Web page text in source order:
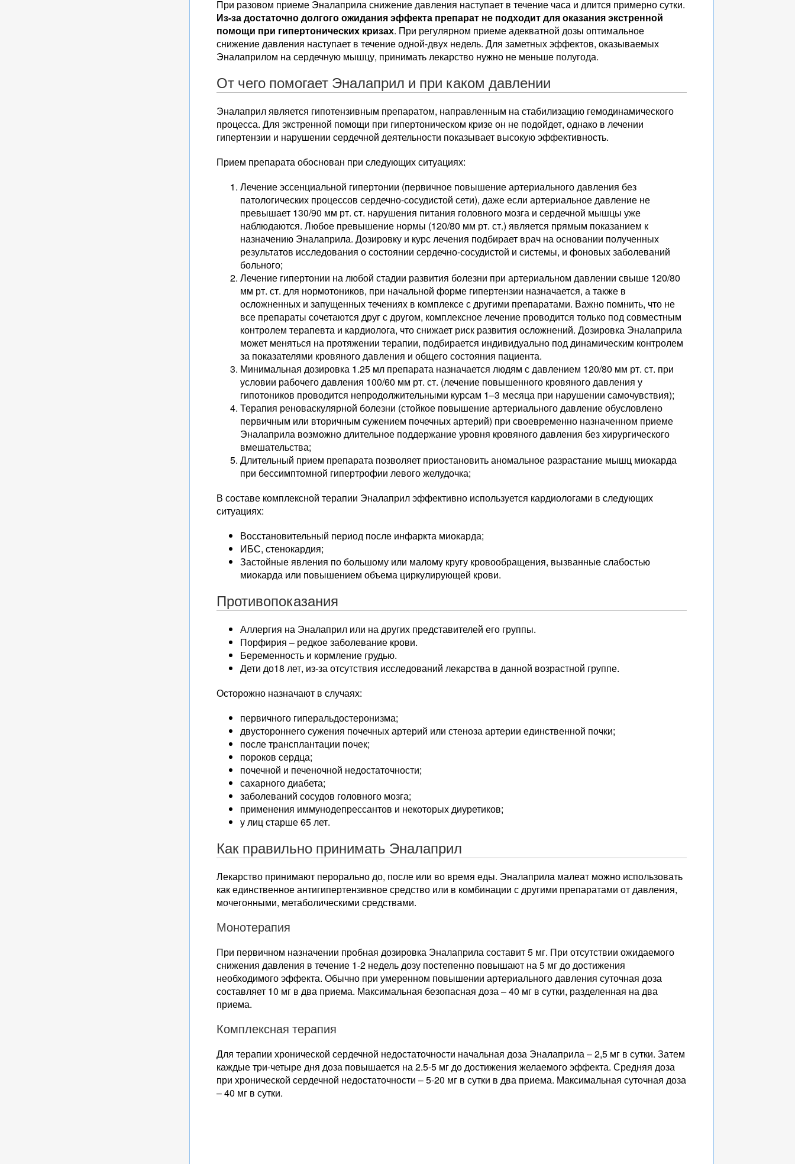
При разовом приеме Эналаприла снижение давления наступает в течение часа и длится примерно сутки.
Из-за достаточно долгого ожидания эффекта препарат не подходит для оказания экстренной
помощи при гипертонических кризах. При регулярном приеме адекватной дозы оптимальное
снижение давления наступает в течение одной-двух недель. Для заметных эффектов, оказываемых
Эналаприлом на сердечную мышцу, принимать лекарство нужно не меньше полугода.
От чего помогает Эналаприл и при каком давлении
Эналаприл является гипотензивным препаратом, направленным на стабилизацию гемодинамического
процесса. Для экстренной помощи при гипертоническом кризе он не подойдет, однако в лечении
гипертензии и нарушении сердечной деятельности показывает высокую эффективность.
Прием препарата обоснован при следующих ситуациях:
Лечение эссенциальной гипертонии (первичное повышение артериального давления без
патологических процессов сердечно-сосудистой сети), даже если артериальное давление не
превышает 130/90 мм рт. ст. нарушения питания головного мозга и сердечной мышцы уже
наблюдаются. Любое превышение нормы (120/80 мм рт. ст.) является прямым показанием к
назначению Эналаприла. Дозировку и курс лечения подбирает врач на основании полученных
результатов исследования о состоянии сердечно-сосудистой и системы, и фоновых заболеваний
больного;
Лечение гипертонии на любой стадии развития болезни при артериальном давлении свыше 120/80
мм рт. ст. для нормотоников, при начальной форме гипертензии назначается, а также в
осложненных и запущенных течениях в комплексе с другими препаратами. Важно помнить, что не
все препараты сочетаются друг с другом, комплексное лечение проводится только под совместным
контролем терапевта и кардиолога, что снижает риск развития осложнений. Дозировка Эналаприла
может меняться на протяжении терапии, подбирается индивидуально под динамическим контролем
за показателями кровяного давления и общего состояния пациента.
Минимальная дозировка 1.25 мл препарата назначается людям с давлением 120/80 мм рт. ст. при
условии рабочего давления 100/60 мм рт. ст. (лечение повышенного кровяного давления у
гипотоников проводится непродолжительными курсам 1–3 месяца при нарушении самочувствия);
Терапия реноваскулярной болезни (стойкое повышение артериального давление обусловлено
первичным или вторичным сужением почечных артерий) при своевременно назначенном приеме
Эналаприла возможно длительное поддержание уровня кровяного давления без хирургического
вмешательства;
Длительный прием препарата позволяет приостановить аномальное разрастание мышц миокарда
при бессимптомной гипертрофии левого желудочка;
В составе комплексной терапии Эналаприл эффективно используется кардиологами в следующих
ситуациях:
Восстановительный период после инфаркта миокарда;
ИБС, стенокардия;
Застойные явления по большому или малому кругу кровообращения, вызванные слабостью
миокарда или повышением объема циркулирующей крови.
Противопоказания
Аллергия на Эналаприл или на других представителей его группы.
Порфирия – редкое заболевание крови.
Беременность и кормление грудью.
Дети до18 лет, из-за отсутствия исследований лекарства в данной возрастной группе.
Осторожно назначают в случаях:
первичного гиперальдостеронизма;
двустороннего сужения почечных артерий или стеноза артерии единственной почки;
после трансплантации почек;
пороков сердца;
почечной и печеночной недостаточности;
сахарного диабета;
заболеваний сосудов головного мозга;
применения иммунодепрессантов и некоторых диуретиков;
у лиц старше 65 лет.
Как правильно принимать Эналаприл
Лекарство принимают перорально до, после или во время еды. Эналаприла малеат можно использовать
как единственное антигипертензивное средство или в комбинации с другими препаратами от давления,
мочегонными, метаболическими средствами.
Монотерапия
При первичном назначении пробная дозировка Эналаприла составит 5 мг. При отсутствии ожидаемого
снижения давления в течение 1-2 недель дозу постепенно повышают на 5 мг до достижения
необходимого эффекта. Обычно при умеренном повышении артериального давления суточная доза
составляет 10 мг в два приема. Максимальная безопасная доза – 40 мг в сутки, разделенная на два
приема.
Комплексная терапия
Для терапии хронической сердечной недостаточности начальная доза Эналаприла – 2,5 мг в сутки. Затем
каждые три-четыре дня доза повышается на 2.5-5 мг до достижения желаемого эффекта. Средняя доза
при хронической сердечной недостаточности – 5-20 мг в сутки в два приема. Максимальная суточная доза
– 40 мг в сутки.